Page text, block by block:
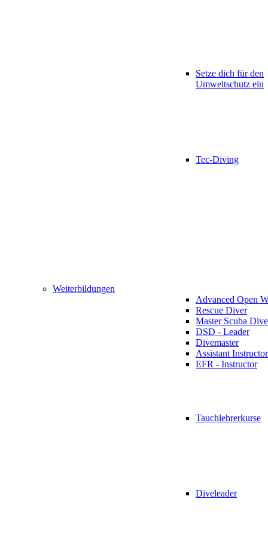
Setze dich für den
Umweltschutz ein
Tec-Diving
Weiterbildungen
Advanced Open
Rescue Diver
Master Scuba
DSD - Leader
Divemaster
Assistant Instructor
EFR - Instructor
Tauchlehrerkurse
Diveleader